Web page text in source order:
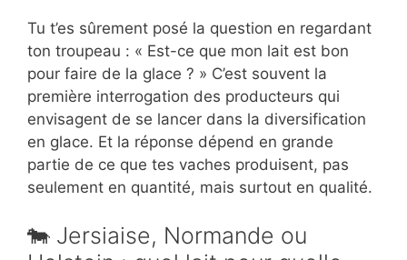
Tu t’es sûrement posé la question en regardant
ton troupeau : « Est-ce que mon lait est bon
pour faire de la glace ? » C’est souvent la
première interrogation des producteurs qui
envisagent de se lancer dans la diversification
en glace. Et la réponse dépend en grande
partie de ce que tes vaches produisent, pas
seulement en quantité, mais surtout en qualité.
🐄 Jersiaise, Normande ou